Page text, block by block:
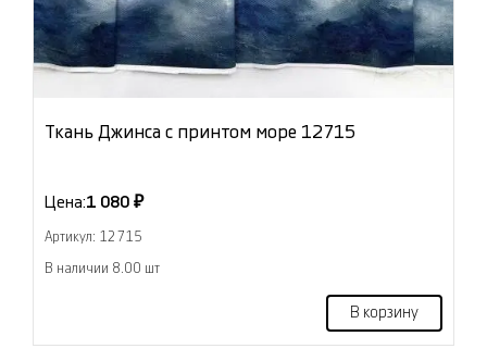
Ткань Джинса с принтом море 12715
Цена:1 080 ₽
Артикул: 12715
В наличии 8.00 шт
В корзину